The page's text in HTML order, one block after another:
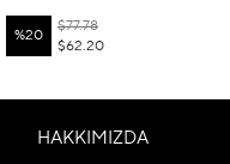
%20
$62.20
$77.78
HAKKIMIZDA